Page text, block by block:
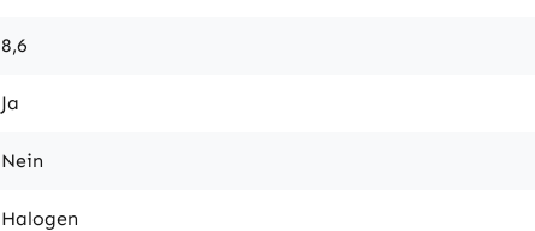
8,6
Ja
Nein
Halogen